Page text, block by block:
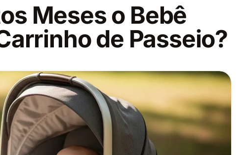
Meses o Bebê
de Passeio?